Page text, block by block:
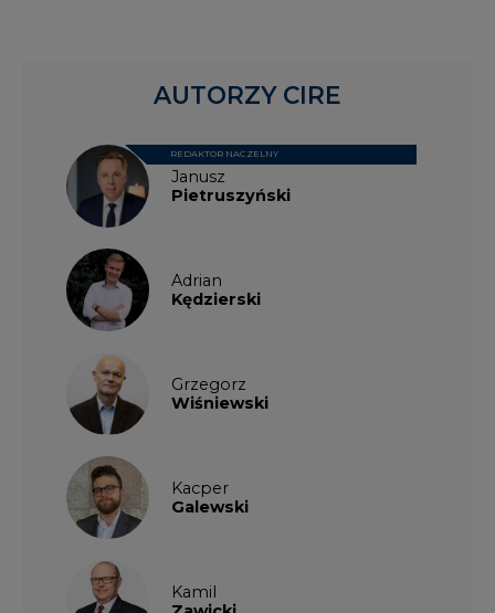
Janusz
Pietruszyński
REDAKTOR NACZELNY
Adrian
Kędzierski
Grzegorz
Wiśniewski
Kacper
Galewski
Kamil
AUTORZY CIRE